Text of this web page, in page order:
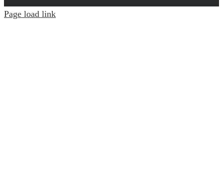
Page load link